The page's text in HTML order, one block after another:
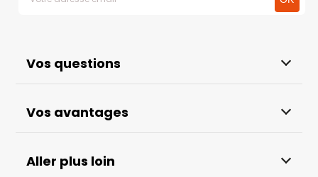
Vos questions
Vos avantages
Aller plus loin